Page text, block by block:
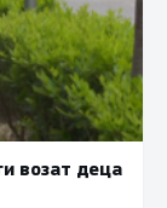
возат деца